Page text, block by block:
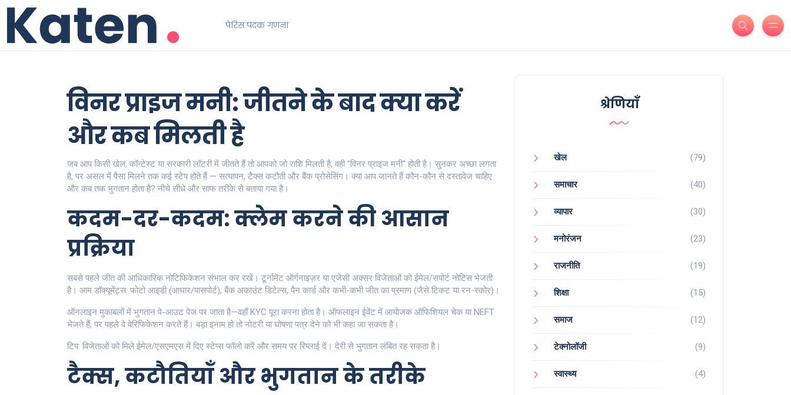
पेरिस पदक गणना
विनर प्राइज मनी: जीतने के बाद क्या करें
और कब मिलती है
जब आप किसी खेल, कॉन्टेस्ट या सरकारी लॉटरी में जीतते हैं तो आपको जो राशि मिलती है, वही "विनर प्राइज मनी" होती है। सुनकर अच्छा लगता
है, पर असल में पैसा मिलने तक कई स्टेप होते हैं — सत्यापन, टैक्स कटौती और बैंक प्रोसेसिंग। क्या आप जानते हैं कौन-कौन से दस्तावेज चाहिए
और कब तक भुगतान होता है? नीचे सीधे और साफ तरीके से बताया गया है।
कदम-दर-कदम: क्लेम करने की आसान
प्रक्रिया
सबसे पहले जीत की आधिकारिक नोटिफिकेशन संभाल कर रखें। टूर्नामेंट ऑर्गनाइज़र या एजेंसी अक्सर विजेताओं को ईमेल/सपोर्ट नोटिस भेजती
है। आम डॉक्यूमेंट्स: फोटो आइडी (आधार/पासपोर्ट), बैंक अकाउंट डिटेल्स, पैन कार्ड और कभी-कभी जीत का प्रमाण (जैसे टिकट या रन-स्कोर)।
ऑनलाइन मुकाबलों में भुगतान पे-आउट पेज पर जाता है—वहाँ KYC पूरा करना होता है। ऑफलाइन ईवेंट में आयोजक ऑफिशियल चेक या NEFT
भेजते हैं, पर पहले वे वेरिफिकेशन करते हैं। बड़ा इनाम हो तो नोटरी या घोषणा पत्र देने को भी कहा जा सकता है।
टिप: विजेताओं को मिले ईमेल/एसएमएस में दिए स्टेप्स फॉलो करें और समय पर रिप्लाई दें। देरी से भुगतान लंबित रह सकता है।
टैक्स, कटौतियाँ और भुगतान के तरीके
श्रेणियाँ
खेल (79)
समाचार (40)
व्यापार (30)
मनोरंजन (23)
राजनीति (19)
शिक्षा (15)
समाज (12)
टेक्नोलॉजी (9)
स्वास्थ्य (4)